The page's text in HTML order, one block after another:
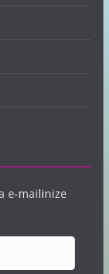
e-mailinize